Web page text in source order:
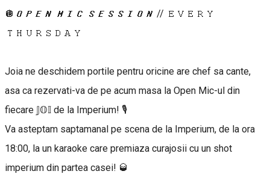
🪩𝙊𝙋𝙀𝙉 𝙈𝙄𝘾 𝙎𝙀𝙎𝙎𝙄𝙊𝙉 // 𝙴𝚅𝙴𝚁𝚈
𝚃𝙷𝚄𝚁𝚂𝙳𝙰𝚈
Joia ne deschidem portile pentru oricine are chef sa cante,
asa ca rezervati-va de pe acum masa la Open Mic-ul din
fiecare 𝕁𝕆𝕀 de la Imperium! 🎙️
Va asteptam saptamanal pe scena de la Imperium, de la ora
18:00, la un karaoke care premiaza curajosii cu un shot
imperium din partea casei! 🥃